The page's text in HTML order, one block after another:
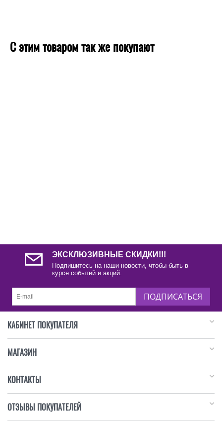
С этим товаром так же покупают
ЭКСКЛЮЗИВНЫЕ СКИДКИ!!!
Подпишитесь на наши новости, чтобы быть в
курсе событий и акций.
ПОДПИСАТЬСЯ
КАБИНЕТ ПОКУПАТЕЛЯ
МАГАЗИН
КОНТАКТЫ
ОТЗЫВЫ ПОКУПАТЕЛЕЙ